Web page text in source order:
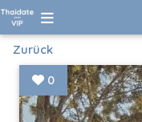
Zurück
0